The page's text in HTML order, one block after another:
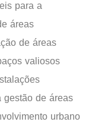
​​para a
áreas
de áreas
valiosos
gestão de áreas
urbano